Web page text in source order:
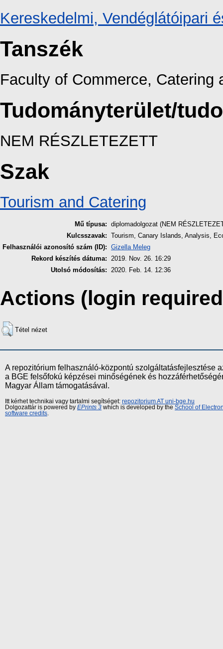
Kereskedelmi, Vendéglátóipari
Tanszék
Faculty of Commerce, Catering
Tudományterület/
NEM RÉSZLETEZETT
Szak
Tourism and Catering
Mű típusa: diplomadolgozat (NEM
Kulcsszavak: Tourism, Canary Islands, Analysis,
Felhasználói azonosító szám (ID): Gizella Meleg
Rekord készítés dátuma: 2019. Nov. 26. 16:29
Utolsó módosítás: 2020. Feb. 14. 12:36
Actions (login
Tétel nézet
A repozitórium felhasználó-központú szolgáltatásfejlesztése
a BGE felsőfokú képzései minőségének és
Magyar Állam támogatásával.
Itt kérhet technikai vagy tartalmi segítséget: repozitorium AT uni-bge.hu
Dolgozattár is powered by EPrints 3 which is developed by the School of
software credits